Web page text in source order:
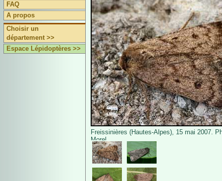
FAQ
A propos
Choisir un
département >>
Espace Lépidoptères >>
Freissinières (Hautes-Alpes), 15 mai 2007.
Morel.